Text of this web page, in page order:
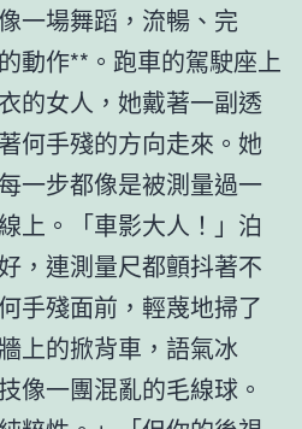
一場舞蹈，流暢、完
動作**。跑車的駕駛座上
的女人，她戴著一副透
何手殘的方向走來。她
一步都像是被測量過一
上。「車影大人！」泊
，連測量尺都顫抖著不
手殘面前，輕蔑地掃了
上的掀背車，語氣冰
像一團混亂的毛線球。